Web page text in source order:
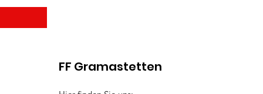
FF Gramastetten